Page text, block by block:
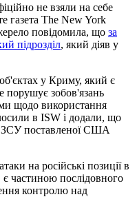
не взяли на себе
газета The New York
повідомила, що за
підрозділ, який діяв у
у Криму, який є
порушує зобов'язань
щодо використання
в ISW і додали, що
ЗСУ поставленої США
на російські позиції в
частиною послідовного
контролю над